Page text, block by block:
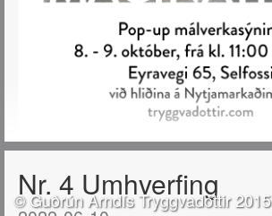
helgina 8. og 9. október 2022.
Nr. 4 Umhverfing
© Guðrún Arndís Tryggvadóttir 2015